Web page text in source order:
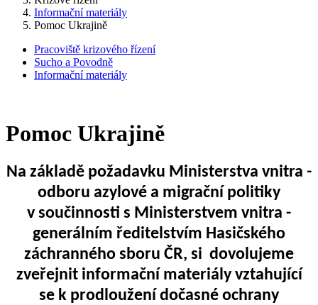
Informační materiály
Pomoc Ukrajině
Pracoviště krizového řízení
Sucho a Povodně
Informační materiály
Pomoc Ukrajině
Na základě požadavku Ministerstva vnitra -
odboru azylové a migrační politiky
v součinnosti s Ministerstvem vnitra -
generálním ředitelstvím Hasičského
záchranného sboru ČR, si dovolujeme
zveřejnit informační materiály vztahující
se k prodloužení dočasné ochrany